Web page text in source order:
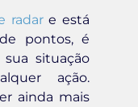
radare está
pontos, é
situação
ação.
ainda mais